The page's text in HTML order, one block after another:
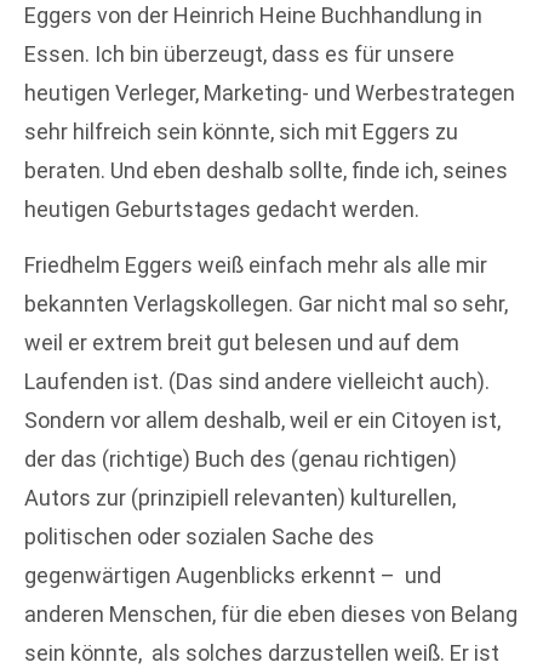
Eggers von der Heinrich Heine Buchhandlung in
Essen. Ich bin überzeugt, dass es für unsere
heutigen Verleger, Marketing- und Werbestrategen
sehr hilfreich sein könnte, sich mit Eggers zu
beraten. Und eben deshalb sollte, finde ich, seines
heutigen Geburtstages gedacht werden.
Friedhelm Eggers weiß einfach mehr als alle mir
bekannten Verlagskollegen. Gar nicht mal so sehr,
weil er extrem breit gut belesen und auf dem
Laufenden ist. (Das sind andere vielleicht auch).
Sondern vor allem deshalb, weil er ein Citoyen ist,
der das (richtige) Buch des (genau richtigen)
Autors zur (prinzipiell relevanten) kulturellen,
politischen oder sozialen Sache des
gegenwärtigen Augenblicks erkennt – und
anderen Menschen, für die eben dieses von Belang
sein könnte, als solches darzustellen weiß. Er ist